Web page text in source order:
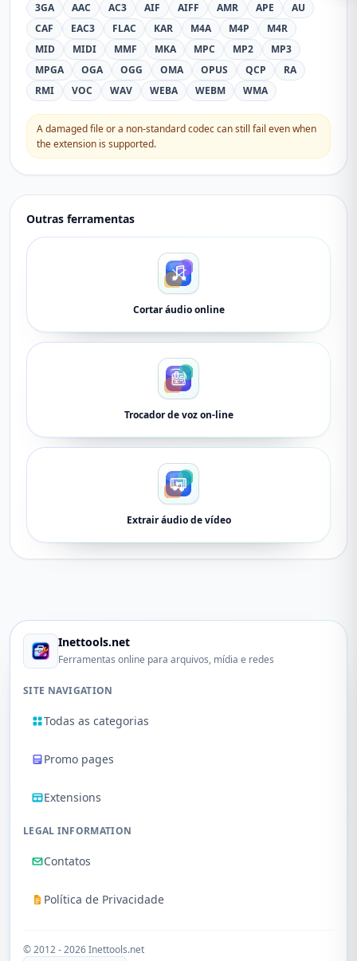
3GA
AAC AC3 AIF AIFF AMR APE
AU
CAF
EAC3 FLAC KAR M4A M4P
M4R
MID
MIDI MMF MKA MPC MP2
MP3
MPGA
OGA OGG OMA OPUS QCP
RA
RMI
VOC WAV WEBA WEBM WMA
A damaged file or a non-standard codec can still fail even when
the extension is supported.
Outras ferramentas
Cortar áudio online
Trocador de voz on-line
Extrair áudio de vídeo
Inettools.net
Ferramentas online para arquivos, mídia e redes
SITE NAVIGATION
Todas as categorias
Promo pages
Extensions
LEGAL INFORMATION
Contatos
Política de Privacidade
© 2012 - 2026 Inettools.net